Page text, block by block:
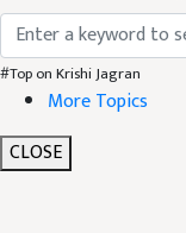
#Top on Krishi Jagran
More Topics
CLOSE